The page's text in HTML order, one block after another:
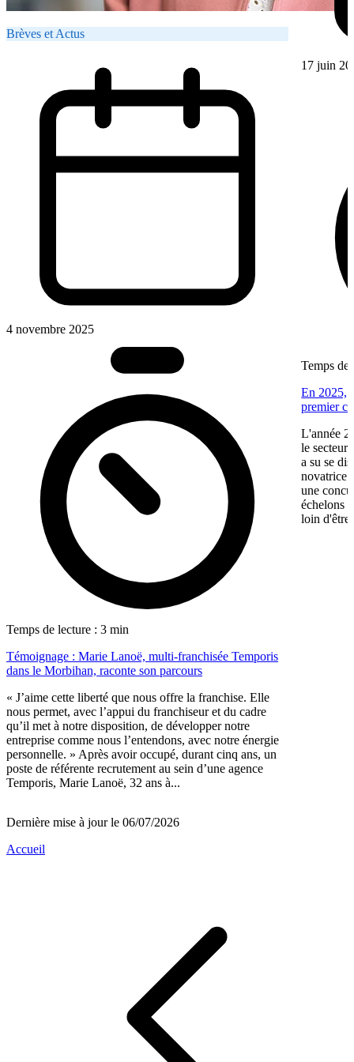
Brèves et Actus
4 novembre 2025
Temps de lecture : 3 min
Témoignage : Marie Lanoë, multi-franchisée Temporis
dans le Morbihan, raconte son parcours
« J’aime cette liberté que nous offre la franchise. Elle
nous permet, avec l’appui du franchiseur et du cadre
qu’il met à notre disposition, de développer notre
entreprise comme nous l’entendons, avec notre énergie
personnelle. » Après avoir occupé, durant cinq ans, un
poste de référente recrutement au sein d’une agence
Temporis, Marie Lanoë, 32 ans à...
17 juin
Temps de
En 2025,
premier
L'année
le secteur
a su se
novatrice.
une
échelons
loin d'être
Dernière mise à jour le 06/07/2026
Accueil